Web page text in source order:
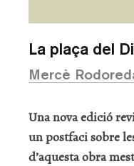
La plaça del
Mercè
Una nova edició
un postfaci sobre
d’aquesta obra